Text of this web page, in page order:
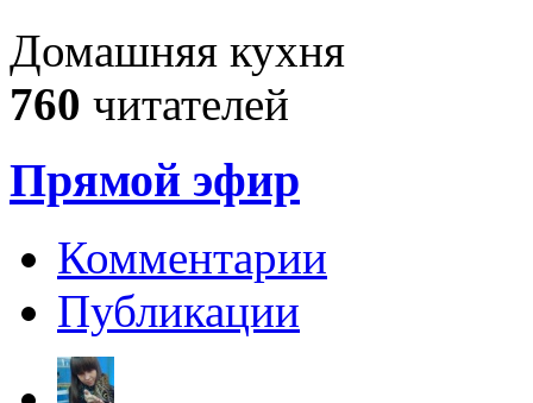
Домашняя кухня
760 читателей
Прямой эфир
Комментарии
Публикации